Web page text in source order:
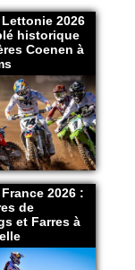
Lettonie 2026
historique
Coenen à
France 2026 :
de
et Farres à